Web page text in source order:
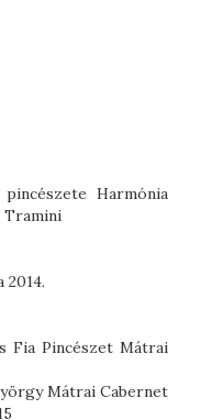
Harmónia
Tramini
2014.
Mátrai
Mátrai Cabernet